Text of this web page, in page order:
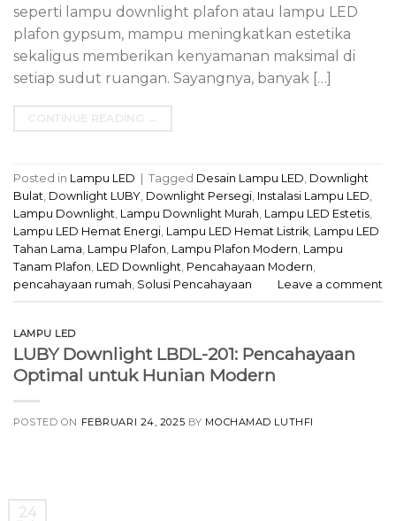
seperti lampu downlight plafon atau lampu LED
plafon gypsum, mampu meningkatkan estetika
sekaligus memberikan kenyamanan maksimal di
setiap sudut ruangan. Sayangnya, banyak […]
Posted in Lampu LED Tagged Desain Lampu LED, Downlight
Bulat, Downlight LUBY, Downlight Persegi, Instalasi Lampu LED,
Lampu Downlight, Lampu Downlight Murah, Lampu LED Estetis,
Lampu LED Hemat Energi, Lampu LED Hemat Listrik, Lampu LED
Tahan Lama, Lampu Plafon, Lampu Plafon Modern, Lampu
Tanam Plafon, LED Downlight, Pencahayaan Modern,
pencahayaan rumah, Solusi Pencahayaan Leave a comment
LAMPU LED
LUBY Downlight LBDL-201: Pencahayaan
Optimal untuk Hunian Modern
POSTED ON FEBRUARI 24, 2025 BY MOCHAMAD LUTHFI